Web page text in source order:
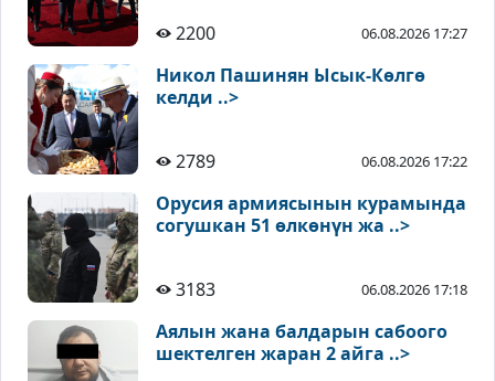
2200 06.08.2026 17:27
Никол Пашинян Ысык-Көлгө
келди ..>
2789 06.08.2026 17:22
Орусия армиясынын курамында
согушкан 51 өлкөнүн жа ..>
3183 06.08.2026 17:18
Аялын жана балдарын сабоого
шектелген жаран 2 айга ..>